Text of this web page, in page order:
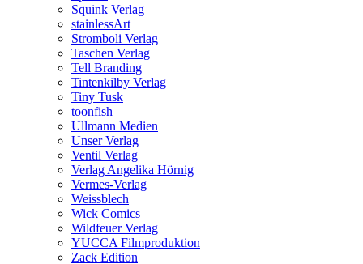
Squink Verlag
stainlessArt
Stromboli Verlag
Taschen Verlag
Tell Branding
Tintenkilby Verlag
Tiny Tusk
toonfish
Ullmann Medien
Unser Verlag
Ventil Verlag
Verlag Angelika Hörnig
Vermes-Verlag
Weissblech
Wick Comics
Wildfeuer Verlag
YUCCA Filmproduktion
Zack Edition